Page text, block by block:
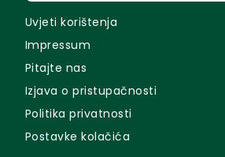
Uvjeti korištenja
Impressum
Pitajte nas
Izjava o pristupačnosti
Politika privatnosti
Postavke kolačića